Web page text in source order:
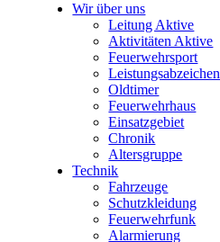
Wir über uns
Leitung Aktive
Aktivitäten Aktive
Feuerwehrsport
Leistungsabzeichen
Oldtimer
Feuerwehrhaus
Einsatzgebiet
Chronik
Altersgruppe
Technik
Fahrzeuge
Schutzkleidung
Feuerwehrfunk
Alarmierung